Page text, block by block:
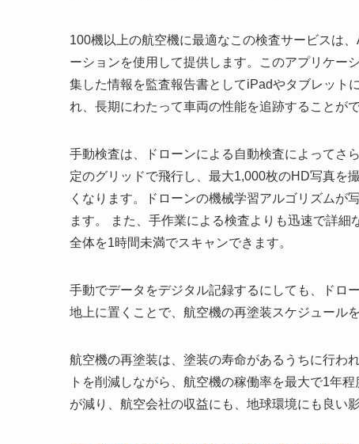
100機以上の航空機に最適なこの検査サービスは
ーションを使用して提供します。このアプリケー
集した情報を監査報告書としてiPadやタブレット
れ、長期にわたって車両の性能を追跡することがで
手動検査は、ドローンによる自動検査によってさ
定のグリッドで飛行し、最大1,000枚のHD写真を
くなります。ドローンの機械学習アルゴリズムが
ます。 また、手作業による検査よりも迅速で詳
全体を1時間未満でスキャンできます。
手動でデータをデジタル記録するにしても、ドロ
地上に置くことで、航空機の再塗装スケジュール
航空機の再塗装は、塗装の寿命があるうちに行わ
トを削減しながら、航空機の稼働率を最大で1年
が減り、航空会社の収益にも、地球環境にも良い